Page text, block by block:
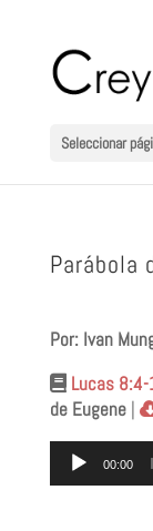
Seleccionar
Parábola
Por: Ivan
Lucas
de Eugene |
Reproductor
00:00